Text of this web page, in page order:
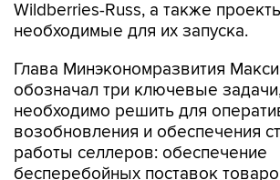
Wildberries-Russ, а также
необходимые для их запуска.
Глава Минэкономразвития
обозначал три ключевые
необходимо решить для
возобновления и обеспечения
работы селлеров: обеспечение
бесперебойных поставок